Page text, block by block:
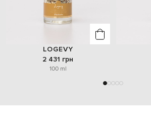
LOGEVY
2 431 грн
100 ml